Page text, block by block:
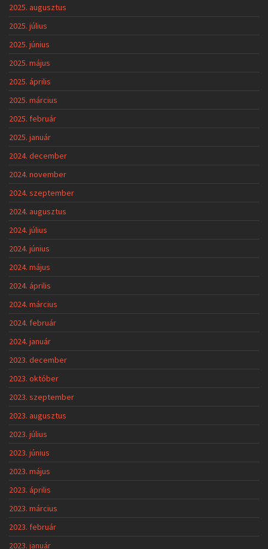
2025. augusztus
2025. július
2025. június
2025. május
2025. április
2025. március
2025. február
2025. január
2024. december
2024. november
2024. szeptember
2024. augusztus
2024. július
2024. június
2024. május
2024. április
2024. március
2024. február
2024. január
2023. december
2023. október
2023. szeptember
2023. augusztus
2023. július
2023. június
2023. május
2023. április
2023. március
2023. február
2023. január